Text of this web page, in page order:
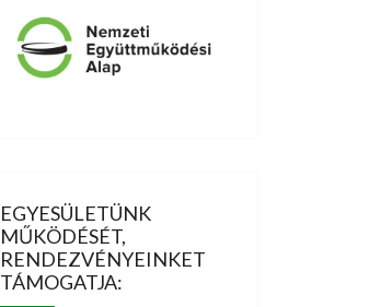
EGYESÜLETÜNK
MŰKÖDÉSÉT,
RENDEZVÉNYEINKET
TÁMOGATJA: